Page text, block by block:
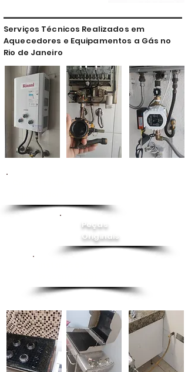
Serviços Técnicos Realizados em
Aquecedores e Equipamentos a Gás no
Rio de Janeiro
Peças
Originais